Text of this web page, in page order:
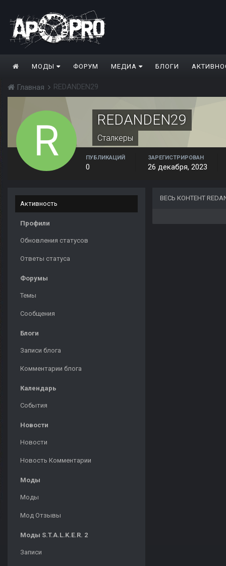
МОДЫ ФОРУМ МЕДИА БЛОГИ
Главная REDANDEN29
REDANDEN29
Сталкеры
ПУБЛИКАЦИЙ
0
ЗАРЕГИСТРИРОВАН
26 декабря, 2023
Активность
Профили
Обновления статусов
Ответы статуса
Форумы
Темы
Сообщения
Блоги
Записи блога
Комментарии блога
Календарь
События
Новости
Новости
Новость Комментарии
Моды
Моды
Мод Отзывы
Моды S.T.A.L.K.E.R. 2
Записи
ВЕСЬ КОНТЕНТ